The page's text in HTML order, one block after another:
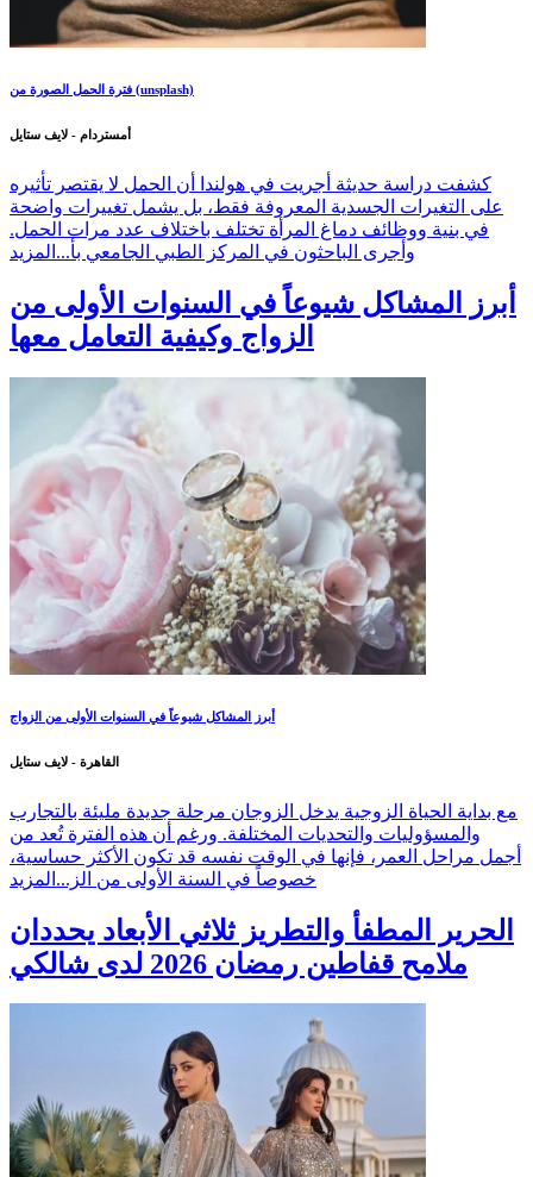
فترة الحمل الصورة من (unsplash)
أمستردام - لايف ستايل
كشفت دراسة حديثة أجريت في هولندا أن الحمل لا يقتصر تأثيره
على التغيرات الجسدية المعروفة فقط، بل يشمل تغييرات واضحة
في بنية ووظائف دماغ المرأة تختلف باختلاف عدد مرات الحمل.
وأجرى الباحثون في المركز الطبي الجامعي بأ... المزيد
أبرز المشاكل شيوعاً في السنوات الأولى من
الزواج وكيفية التعامل معها
أبرز المشاكل شيوعاً في السنوات الأولى من الزواج
القاهرة - لايف ستايل
مع بداية الحياة الزوجية يدخل الزوجان مرحلة جديدة مليئة بالتجارب
والمسؤوليات والتحديات المختلفة. ورغم أن هذه الفترة تُعد من
أجمل مراحل العمر، فإنها في الوقت نفسه قد تكون الأكثر حساسية،
خصوصاً في السنة الأولى من الز... المزيد
الحرير المطفأ والتطريز ثلاثي الأبعاد يحددان
ملامح قفاطين رمضان 2026 لدى شالكي